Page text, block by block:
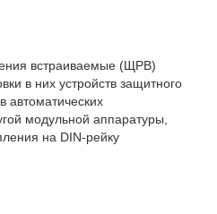
встраиваемые (ЩРВ)
в них устройств защитного
автоматических
модульной аппаратуры,
на DIN-рейку